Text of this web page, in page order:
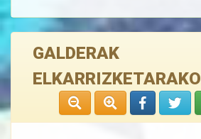
GALDERAK
ELKARRIZKETARAKO